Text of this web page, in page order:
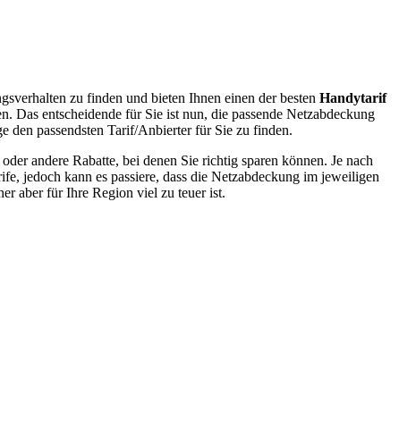
zu finden und bieten Ihnen einen der besten Handytarif
Das entscheidende für Sie ist nun, die passende Netzabdeckung
den passendsten Tarif/Anbierter für Sie zu finden.
andere Rabatte, bei denen Sie richtig sparen können. Je nach
jedoch kann es passiere, dass die Netzabdeckung im jeweiligen
aber für Ihre Region viel zu teuer ist.